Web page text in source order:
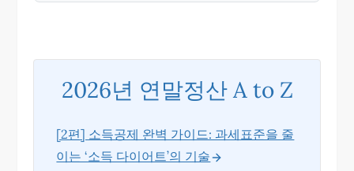
2026년 연말정산 A to Z
[2편] 소득공제 완벽 가이드: 과세표준을 줄
이는 ‘소득 다이어트’의 기술